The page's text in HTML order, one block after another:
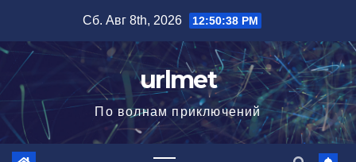
содержимому
Сб. Авг 8th, 2026 12:50:39 PM
urlmet
По волнам приключений